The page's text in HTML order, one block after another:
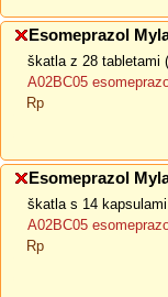
Esomeprazol
škatla z 28 tabletami
A02BC05
Rp
Esomeprazol
škatla s 14
A02BC05
Rp